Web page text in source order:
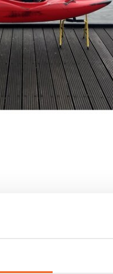
zonder dat deze
afvaren. Door zijn
opkanten niet snel
foam padding plus